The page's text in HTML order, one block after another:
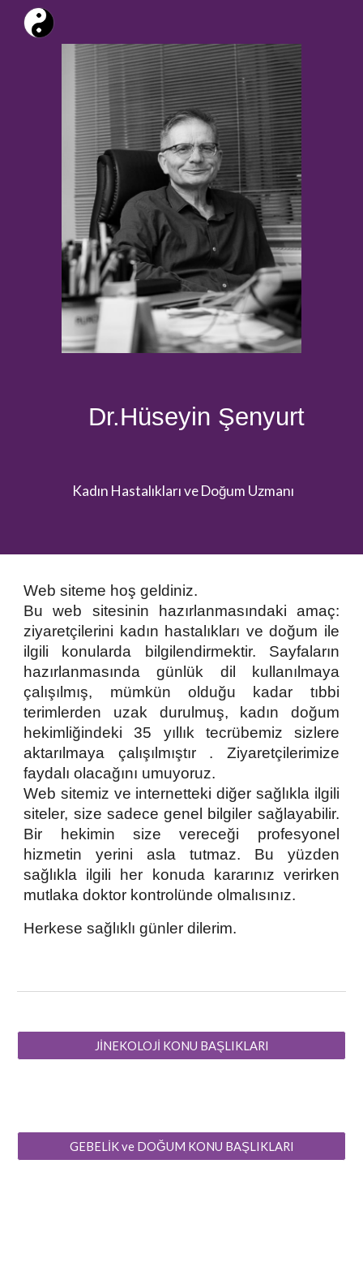
Skip to main content
Dr.Hüseyin Şenyurt
Kadın Hastalıkları ve Doğum Uzmanı
Web siteme hoş geldiniz.
Bu web sitesinin hazırlanmasındaki amaç:
ziyaretçilerini kadın hastalıkları ve doğum ile
ilgili konularda bilgilendirmektir. Sayfaların
hazırlanmasında günlük dil kullanılmaya
çalışılmış, mümkün olduğu kadar tıbbi
terimlerden uzak durulmuş, kadın doğum
hekimliğindeki 35 yıllık tecrübemiz sizlere
aktarılmaya çalışılmıştır . Ziyaretçilerimize
faydalı olacağını umuyoruz.
Web sitemiz ve internetteki diğer sağlıkla ilgili
siteler, size sadece genel bilgiler sağlayabilir.
Bir hekimin size vereceği profesyonel
hizmetin yerini asla tutmaz. Bu yüzden
sağlıkla ilgili her konuda kararınız verirken
mutlaka doktor kontrolünde olmalısınız.
Herkese sağlıklı günler dilerim.
JİNEKOLOJİ KONU BAŞLIKLARI
GEBELİK ve DOĞUM KONU BAŞLIKLARI